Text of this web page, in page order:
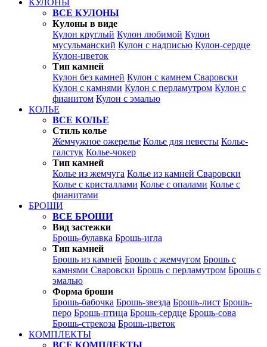
КУЛОНЫ
ВСЕ КУЛОНЫ
Кулоны в виде
Кулон круглый Кулон любимой Кулон
мусульманский Кулон с надписью Кулон-сердце
Кулон-цветок
Тип камней
Кулон без камней Кулон с камнем Сваровски
Кулон с камнями Кулон с перламутром Кулон с
фианитом Кулон с эмалью
КОЛЬЕ
ВСЕ КОЛЬЕ
Стиль колье
Жемчужное ожерелье Колье для невесты Колье-
галстук Колье-чокер
Тип камней
Колье из жемчуга Колье из камней Сваровски
Колье с кристаллами Колье с опалами Колье с
фианитами
БРОШИ
ВСЕ БРОШИ
Вид застежки
Брошь-булавка Брошь-игла
Тип камней
Брошь из камней Брошь с жемчугом Брошь с
камнями Сваровски Брошь с перламутром Брошь с
эмалью
Форма броши
Брошь-бабочка Брошь-звезда Брошь-лист Брошь-
перо Брошь-птица Брошь-сердце Брошь-сова
Брошь-стрекоза Брошь-цветок
КОМПЛЕКТЫ
ВСЕ КОМПЛЕКТЫ